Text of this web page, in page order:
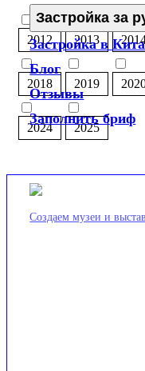
2012 2013
2018 2019
2024 2025
Застройка за
Застройка в
Блог
Отзывы
Заполнить бриф
Создаем музеи и